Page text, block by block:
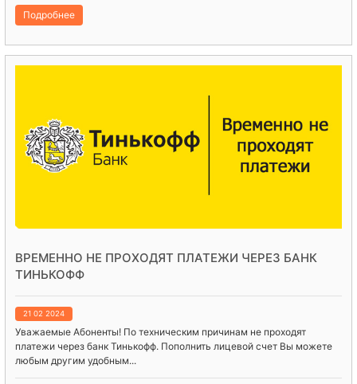
Подробнее
ВРЕМЕННО НЕ ПРОХОДЯТ ПЛАТЕЖИ ЧЕРЕЗ БАНК
ТИНЬКОФФ
21 02 2024
Уважаемые Абоненты! По техническим причинам не проходят
платежи через банк Тинькофф. Пополнить лицевой счет Вы можете
любым другим удобным...